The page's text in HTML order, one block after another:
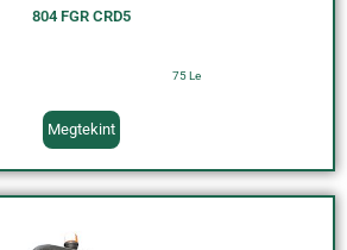
804 FGR CRD5
75 Le
Megtekint